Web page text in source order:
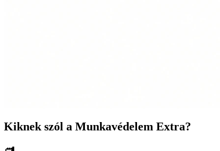
Kiknek szól a Munkavédelem Extra?